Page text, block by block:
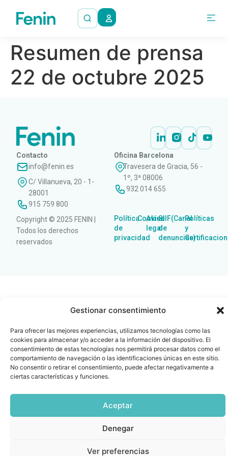
Gestionar consentimiento
Para ofrecer las mejores experiencias, utilizamos tecnologías como las
cookies para almacenar y/o acceder a la información del dispositivo. El
consentimiento de estas tecnologías nos permitirá procesar datos como el
comportamiento de navegación o las identificaciones únicas en este sitio.
No consentir o retirar el consentimiento, puede afectar negativamente a
ciertas características y funciones.
Aceptar
Denegar
Ver preferencias
Resumen de prensa
22 de octubre 2025
Contacto
info@fenin.es
C/ Villanueva, 20 - 1-
28001
915 759 800
Oficina Barcelona
Travesera de Gracia, 56 -
1º, 3ª 08006
932 014 655
Copyright © 2025 FENIN |
Todos los derechos
reservados
Política
de
privacidad
|Cookies
|Aviso
legal
|SIIF(Canal
de
denuncias)
|Políticas
y